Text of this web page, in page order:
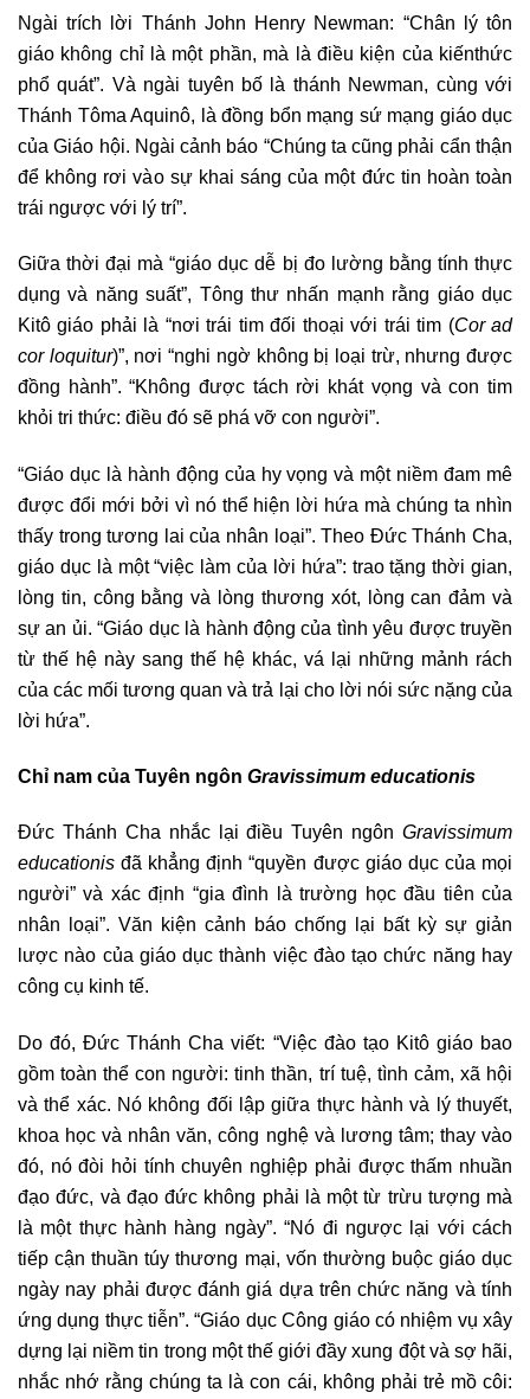
Ngài trích lời Thánh John Henry Newman: “Chân lý tôn
giáo không chỉ là một phần, mà là điều kiện của kiến​​thức
phổ quát”. Và ngài tuyên bố là thánh Newman, cùng với
Thánh Tôma Aquinô, là đồng bổn mạng sứ mạng giáo dục
của Giáo hội. Ngài cảnh báo “Chúng ta cũng phải cẩn thận
để không rơi vào sự khai sáng của một đức tin hoàn toàn
trái ngược với lý trí”.
Giữa thời đại mà “giáo dục dễ bị đo lường bằng tính thực
dụng và năng suất”, Tông thư nhấn mạnh rằng giáo dục
Kitô giáo phải là “nơi trái tim đối thoại với trái tim (Cor ad
cor loquitur)”, nơi “nghi ngờ không bị loại trừ, nhưng được
đồng hành”. “Không được tách rời khát vọng và con tim
khỏi tri thức: điều đó sẽ phá vỡ con người”.
“Giáo dục là hành động của hy vọng và một niềm đam mê
được đổi mới bởi vì nó thể hiện lời hứa mà chúng ta nhìn
thấy trong tương lai của nhân loại”. Theo Đức Thánh Cha,
giáo dục là một “việc làm của lời hứa”: trao tặng thời gian,
lòng tin, công bằng và lòng thương xót, lòng can đảm và
sự an ủi. “Giáo dục là hành động của tình yêu được truyền
từ thế hệ này sang thế hệ khác, vá lại những mảnh rách
của các mối tương quan và trả lại cho lời nói sức nặng của
lời hứa”.
Chỉ nam của Tuyên ngôn Gravissimum educationis
Đức Thánh Cha nhắc lại điều Tuyên ngôn Gravissimum
educationisđã khẳng định “quyền được giáo dục của mọi
người” và xác định “gia đình là trường học đầu tiên của
nhân loại”. Văn kiện cảnh báo chống lại bất kỳ sự giản
lược nào của giáo dục thành việc đào tạo chức năng hay
công cụ kinh tế.
Do đó, Đức Thánh Cha viết: “Việc đào tạo Kitô giáo bao
gồm toàn thể con người: tinh thần, trí tuệ, tình cảm, xã hội
và thể xác. Nó không đối lập giữa thực hành và lý thuyết,
khoa học và nhân văn, công nghệ và lương tâm; thay vào
đó, nó đòi hỏi tính chuyên nghiệp phải được thấm nhuần
đạo đức, và đạo đức không phải là một từ trừu tượng mà
là một thực hành hàng ngày”. “Nó đi ngược lại với cách
tiếp cận thuần túy thương mại, vốn thường buộc giáo dục
ngày nay phải được đánh giá dựa trên chức năng và tính
ứng dụng thực tiễn”. “Giáo dục Công giáo có nhiệm vụ xây
dựng lại niềm tin trong một thế giới đầy xung đột và sợ hãi,
nhắc nhớ rằng chúng ta là con cái, không phải trẻ mồ côi: